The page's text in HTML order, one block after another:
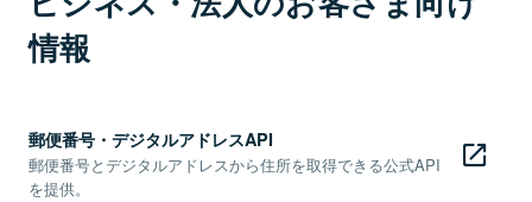
情報
郵便番号・デジタルアドレスAPI
郵便番号とデジタルアドレスから住所を取得できる公式API
を提供。